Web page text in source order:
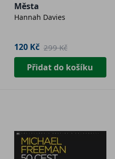
Města
Hannah Davies
120 Kč 299 Kč
Přidat do košíku